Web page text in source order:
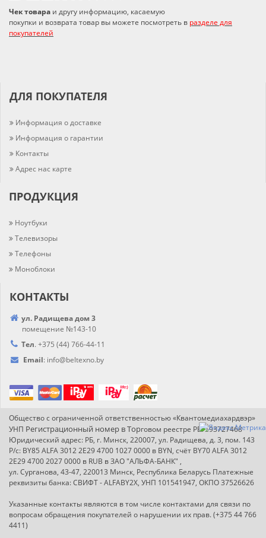
Чек товара и другу информацию, касаемую
покупки и возврата товар вы можете посмотреть в разделе для
покупателей
ДЛЯ ПОКУПАТЕЛЯ
Информация о доставке
Информация о гарантии
Контакты
Адрес нас карте
ПРОДУКЦИЯ
Ноутбуки
Телевизоры
Телефоны
Моноблоки
КОНТАКТЫ
ул. Радищева дом 3
помещение №143-10
Тел. +375 (44) 766-44-11
Email: info@beltexno.by
Общество с ограниченной ответственностью «Квантомедиахардвэр»
УНП Регистрационный номер в Торговом реестре РБ: 193727468
Юридический адрес: РБ, г. Минск, 220007, ул. Радищева, д. 3, пом. 143
Р/с: BY85 ALFA 3012 2E29 4700 1027 0000 в BYN, счёт BY70 ALFA 3012
2E29 4700 2027 0000 в RUB в ЗАО "АЛЬФА-БАНК" ,
ул. Сурганова, 43-47, 220013 Минск, Республика Беларусь Платежные
реквизиты банка: СВИФТ - ALFABY2X, УНП 101541947, ОКПО 37526626
Указанные контакты являются в том числе контактами для связи по
вопросам обращения покупателей о нарушении их прав. (+375 44 766
4411)